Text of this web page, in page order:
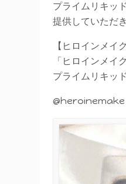
プライムリキッ
提供していただ
【ヒロインメイク
「ヒロインメイク
プライムリキッ
@heroinemake